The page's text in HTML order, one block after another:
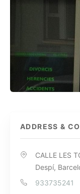
ADDRESS &
CALLE LES
Despí,
933735241